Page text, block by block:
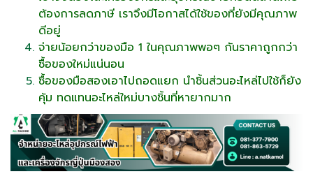
ต้องการลดภาษี เราจึงมีโอกาสได้ใช้ของที่ยังมีคุณภาพ
ดีอยู่
จ่ายน้อยกว่าของมือ 1 ในคุณภาพพอๆ กันราคาถูกกว่า
ซื้อของใหม่แน่นอน
ซื้อของมือสองเอาไปถอดแยก นำชิ้นส่วนอะไหล่ไปใช้ก็ยัง
คุ้ม ทดแทนอะไหล่ใหม่บางชิ้นที่หายากมาก